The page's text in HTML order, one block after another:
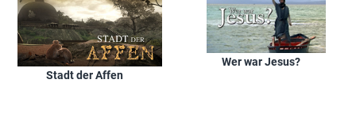
Stadt der Affen
Wer war Jesus?